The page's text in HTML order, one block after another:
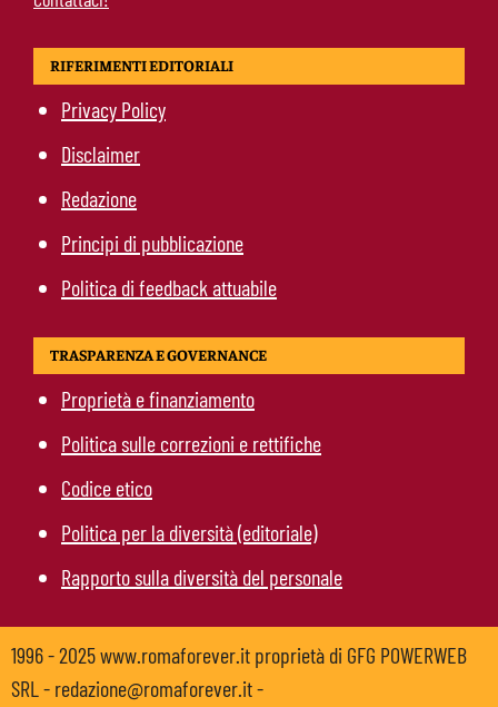
RIFERIMENTI EDITORIALI
Privacy Policy
Disclaimer
Redazione
Principi di pubblicazione
Politica di feedback attuabile
TRASPARENZA E GOVERNANCE
Proprietà e finanziamento
Politica sulle correzioni e rettifiche
Codice etico
Politica per la diversità (editoriale)
Rapporto sulla diversità del personale
1996 - 2025 www.romaforever.it proprietà di GFG POWERWEB
SRL - redazione@romaforever.it -